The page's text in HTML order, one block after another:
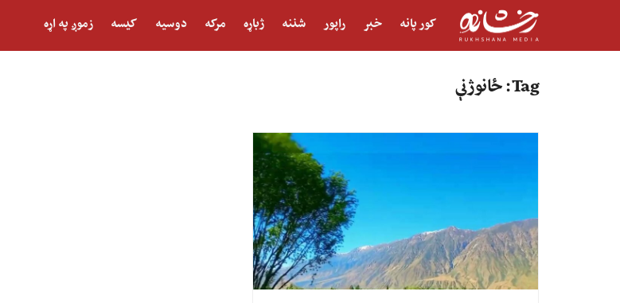
کور پانه خبر راپور شننه ژباړه مرکه دوسیه کیسه زموږ په اړه
Tag: ځانوژنې